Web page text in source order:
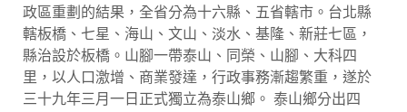
政區重劃的結果，全省分為十六縣、五省轄市。台北縣
轄板橋、七星、海山、文山、淡水、基隆、新莊七區，
縣治設於板橋。山腳一帶泰山、同榮、山腳、大科四
里，以人口激增、商業發達，行政事務漸趨繁重，遂於
三十九年三月一日正式獨立為泰山鄉。 泰山鄉分出四